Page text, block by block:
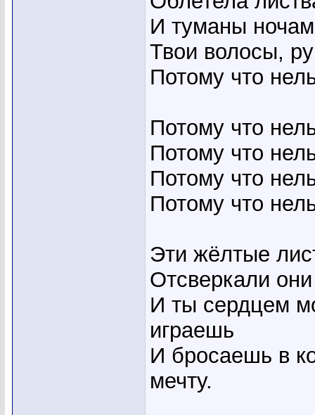
И туманы
Твои волосы,
Потому что
Потому что
Потому что
Потому что
Потому что
Эти жёлтые
Отсверкали
И ты сердцем
играешь
И бросаешь в
мечту.